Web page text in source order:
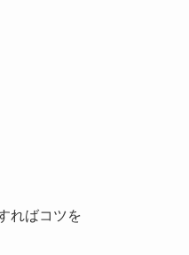
ればコツを